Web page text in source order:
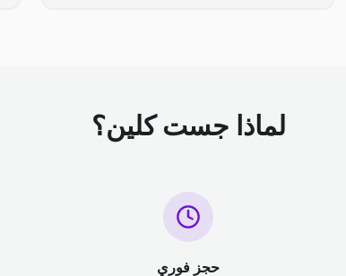
لماذا جست كلين؟
حجز فوري